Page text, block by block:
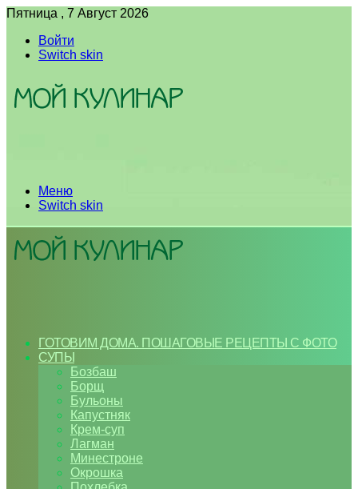
Пятница , 7 Август 2026
Войти
Switch skin
Меню
Switch skin
ГОТОВИМ ДОМА. ПОШАГОВЫЕ РЕЦЕПТЫ С ФОТО
СУПЫ
Бозбаш
Борщ
Бульоны
Капустняк
Крем-суп
Лагман
Минестроне
Окрошка